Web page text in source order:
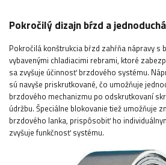
Pokročilý dizajn bŕzd a
Pokročilá konštrukcia bŕzd zahŕňa nápravy s
vybavenými chladiacimi rebrami, ktoré
sa zvyšuje účinnosť brzdového systému.
sú navyše priskrutkované, čo umožňuje
brzdového mechanizmu po odskrutkovaní
údržbu. Špeciálne blokovanie tiež umožňuje
brzdového lanka, prispôsobiť ho
zvyšuje funkčnosť systému.